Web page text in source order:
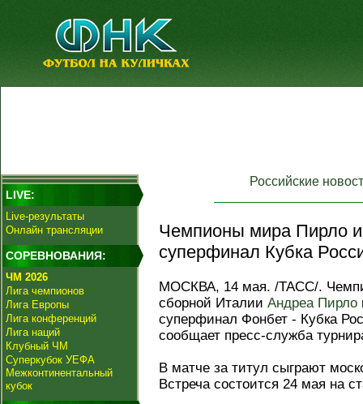
LIVE:
Live-результаты
Онлайн трансляции
СОРЕВНОВАНИЯ:
ЧМ 2026
Лига чемпионов
Лига Европы
Лига конференций
Лига наций
Клубный ЧМ
Суперкубок УЕФА
Межконтинентальный
кубок
Российские
Чемпионы мира Пирло
суперфинал Кубка
МОСКВА, 14 мая. /ТАСС/.
сборной Италии Андреа Пирло
суперфинал Фонбет - Кубка
сообщает пресс-служба
В матче за титул сыграют
Встреча состоится 24 мая на